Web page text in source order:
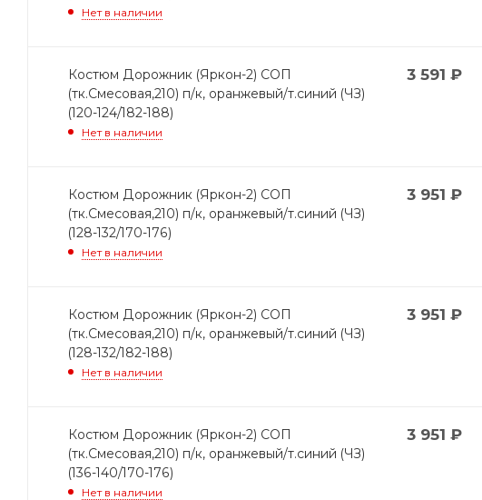
Нет в наличии
Костюм Дорожник (Яркон-2) СОП
(тк.Смесовая,210) п/к, оранжевый/т.синий (ЧЗ)
(120-124/182-188)
Нет в наличии
3 591 ₽
Костюм Дорожник (Яркон-2) СОП
(тк.Смесовая,210) п/к, оранжевый/т.синий (ЧЗ)
(128-132/170-176)
Нет в наличии
3 951 ₽
Костюм Дорожник (Яркон-2) СОП
(тк.Смесовая,210) п/к, оранжевый/т.синий (ЧЗ)
(128-132/182-188)
Нет в наличии
3 951 ₽
Костюм Дорожник (Яркон-2) СОП
(тк.Смесовая,210) п/к, оранжевый/т.синий (ЧЗ)
(136-140/170-176)
Нет в наличии
3 951 ₽